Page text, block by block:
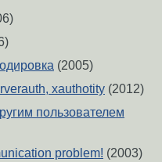
(2005)
xauthotity (2012)
пользователем
problem! (2003)